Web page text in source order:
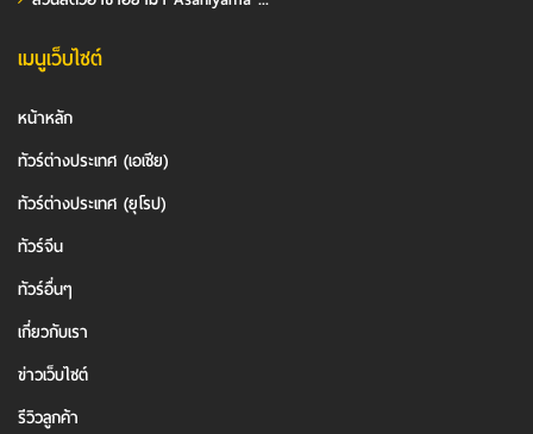
เมนูเว็บไซต์
หน้าหลัก
ทัวร์ต่างประเทศ (เอเชีย)
ทัวร์ต่างประเทศ (ยุโรป)
ทัวร์จีน
ทัวร์อื่นๆ
เกี่ยวกับเรา
ข่าวเว็บไซต์
รีวิวลูกค้า